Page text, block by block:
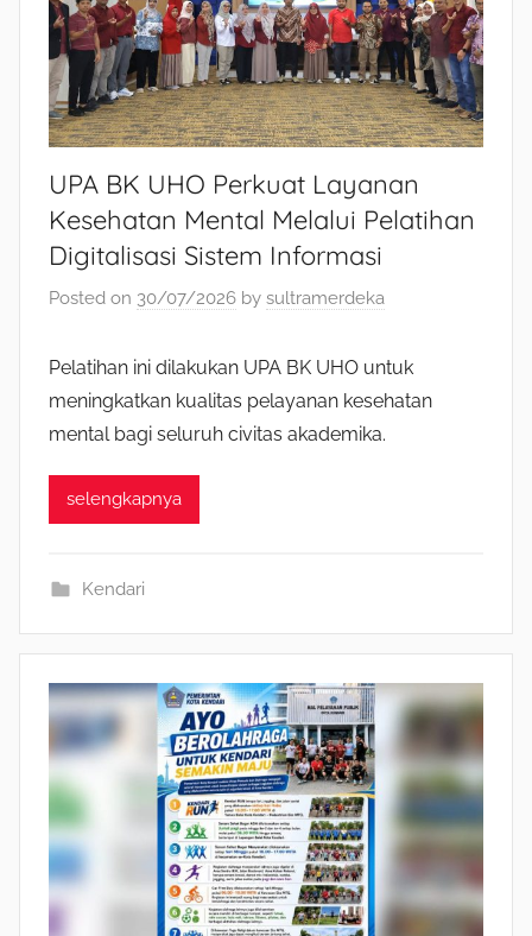
UPA BK UHO Perkuat Layanan
Kesehatan Mental Melalui Pelatihan
Digitalisasi Sistem Informasi
Posted on 30/07/2026 by sultramerdeka
Pelatihan ini dilakukan UPA BK UHO untuk
meningkatkan kualitas pelayanan kesehatan
mental bagi seluruh civitas akademika.
selengkapnya
Kendari